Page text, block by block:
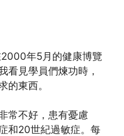
2000年5月的健康博覽
看見學員們煉功時，
的東西。
常不好，患有憂慮
和20世紀過敏症。每